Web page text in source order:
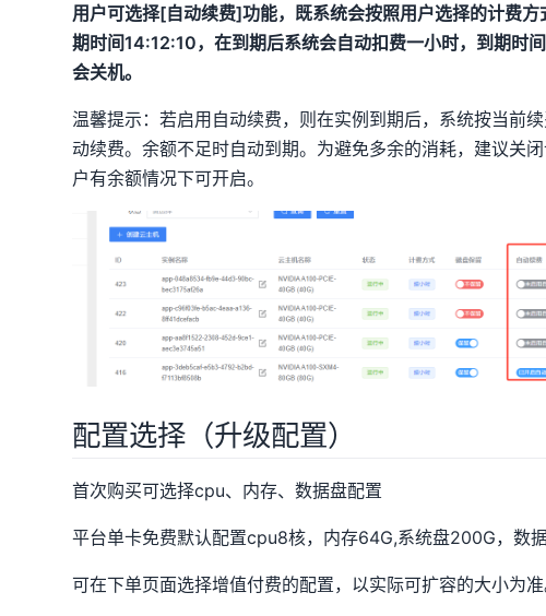
用户可选择[自动续费]功能，既系统会按照用户选择的计费
期时间14:12:10，在到期后系统会自动扣费一小时，到期时
会关机。
温馨提示：若启用自动续费，则在实例到期后，系统按当前
动续费。余额不足时自动到期。为避免多余的消耗，建议关
户有余额情况下可开启。
配置选择（升级配置）
首次购买可选择cpu、内存、数据盘配置
平台单卡免费默认配置cpu8核，内存64G,系统盘200G，数
可在下单页面选择增值付费的配置，以实际可扩容的大小为准